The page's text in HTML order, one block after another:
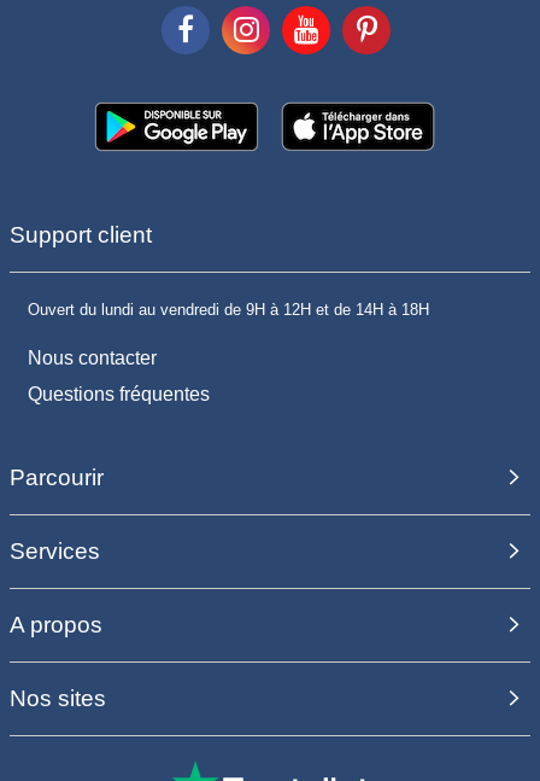
Support client
Ouvert du lundi au vendredi de 9H à 12H et de 14H à 18H
Nous contacter
Questions fréquentes
Parcourir
Services
A propos
Nos sites